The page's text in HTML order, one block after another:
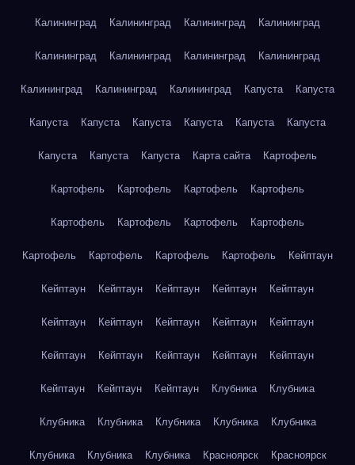
Калининград Калининград Калининград Калининград
Калининград Калининград Калининград Калининград
Калининград Калининград Калининград Капуста Капуста
Капуста Капуста Капуста Капуста Капуста Капуста
Капуста Капуста Капуста Карта сайта Картофель
Картофель Картофель Картофель Картофель
Картофель Картофель Картофель Картофель
Картофель Картофель Картофель Картофель Кейптаун
Кейптаун Кейптаун Кейптаун Кейптаун Кейптаун
Кейптаун Кейптаун Кейптаун Кейптаун Кейптаун
Кейптаун Кейптаун Кейптаун Кейптаун Кейптаун
Кейптаун Кейптаун Кейптаун Клубника Клубника
Клубника Клубника Клубника Клубника Клубника
Клубника Клубника Клубника Красноярск Красноярск